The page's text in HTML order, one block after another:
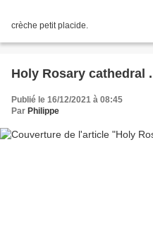
crèche petit placide.
Holy Rosary cathedral .
Publié le 16/12/2021 à 08:45
Par Philippe